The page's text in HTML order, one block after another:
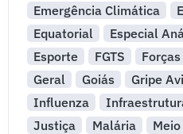
Emergência Climática
Equatorial
Especial
Esporte
FGTS
Geral
Goiás Gripe
Influenza
Justiça
Malária